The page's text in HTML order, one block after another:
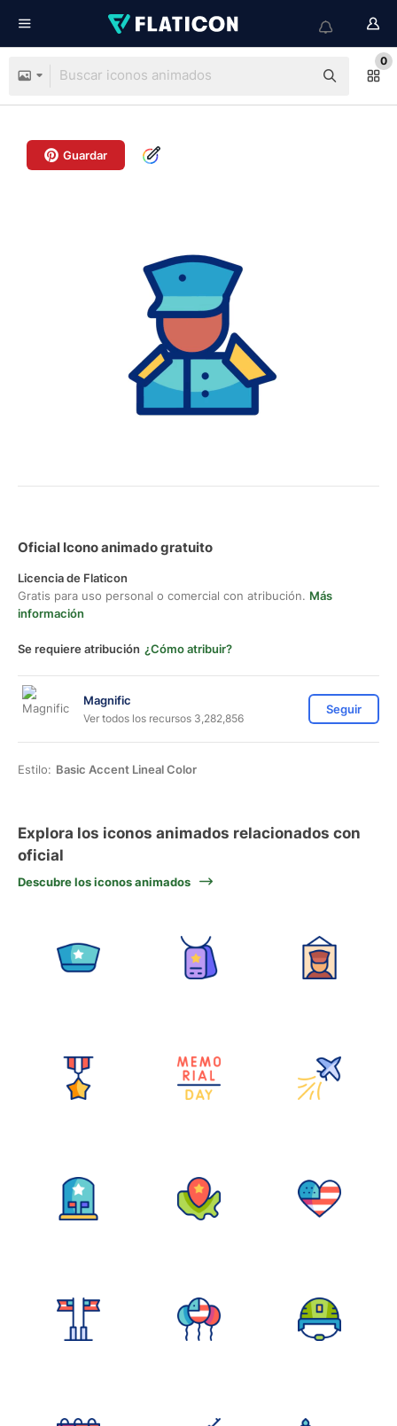
0
Guardar
Oficial Icono animado gratuito
Licencia de Flaticon
Gratis para uso personal o comercial con atribución. Más
información
Se requiere atribución ¿Cómo atribuir?
Magnific
Ver todos los recursos 3,282,856
Seguir
Estilo: Basic Accent Lineal Color
Explora los iconos animados relacionados con
oficial
Descubre los iconos animados